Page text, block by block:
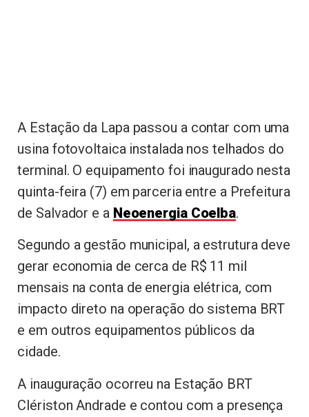
A Estação da Lapa passou a contar com uma
usina fotovoltaica instalada nos telhados do
terminal. O equipamento foi inaugurado nesta
quinta-feira (7) em parceria entre a Prefeitura
de Salvador e a Neoenergia Coelba.
Segundo a gestão municipal, a estrutura deve
gerar economia de cerca de R$ 11 mil
mensais na conta de energia elétrica, com
impacto direto na operação do sistema BRT
e em outros equipamentos públicos da
cidade.
A inauguração ocorreu na Estação BRT
Clériston Andrade e contou com a presença